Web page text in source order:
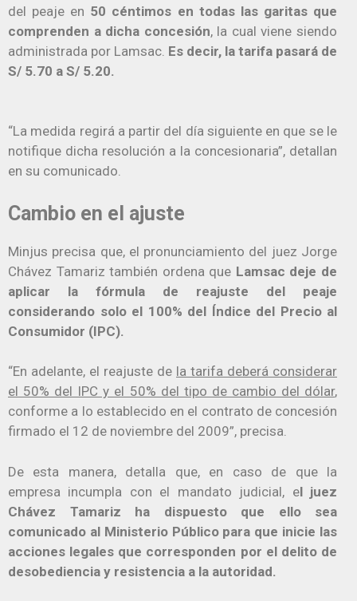
del peaje en 50 céntimos en todas las garitas que
comprenden a dicha concesión, la cual viene siendo
administrada por Lamsac. Es decir, la tarifa pasará de
S/ 5.70 a S/ 5.20.
“La medida regirá a partir del día siguiente en que se le
notifique dicha resolución a la concesionaria”, detallan
en su comunicado.
Cambio en el ajuste
Minjus precisa que, el pronunciamiento del juez Jorge
Chávez Tamariz también ordena que Lamsac deje de
aplicar la fórmula de reajuste del peaje
considerando solo el 100% del Índice del Precio al
Consumidor (IPC).
“En adelante, el reajuste de la tarifa deberá considerar
el 50% del IPC y el 50% del tipo de cambio del dólar,
conforme a lo establecido en el contrato de concesión
firmado el 12 de noviembre del 2009”, precisa.
De esta manera, detalla que, en caso de que la
empresa incumpla con el mandato judicial, el juez
Chávez Tamariz ha dispuesto que ello sea
comunicado al Ministerio Público para que inicie las
acciones legales que corresponden por el delito de
desobediencia y resistencia a la autoridad.